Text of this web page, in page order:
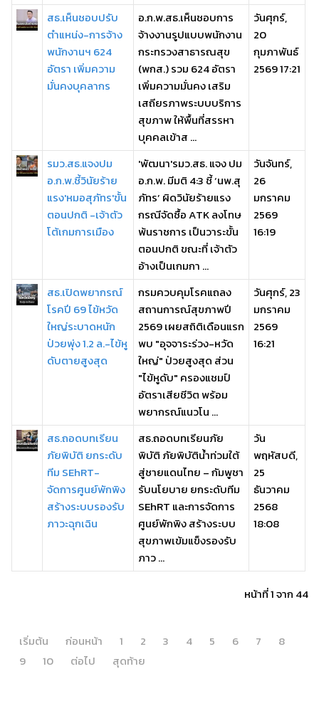
สธ.เห็นชอบปรับ
ตำแหน่ง-การจ้าง
พนักงานฯ 624
อัตรา เพิ่มความ
มั่นคงบุคลากร
อ.ก.พ.สธ.เห็นชอบการ
จ้างงานรูปแบบพนักงาน
กระทรวงสาธารณสุข
(พกส.) รวม 624 อัตรา
เพิ่มความมั่นคง เสริม
เสถียรภาพระบบบริการ
สุขภาพ ให้พื้นที่สรรหา
บุคคลเข้าส ...
วันศุกร์,
20
กุมภาพันธ์
2569 17:21
รมว.สธ.แจงปม
อ.ก.พ.ชี้วินัยร้าย
แรง'หมอสุภัทร'ขั้น
ตอนปกติ -เจ้าตัว
โต้เกมการเมือง
'พัฒนา'รมว.สธ. แจง ปม
อ.ก.พ. มีมติ 4:3 ชี้ ‘นพ.สุ
ภัทร’ ผิดวินัยร้ายแรง
กรณีจัดซื้อ ATK ลงโทษ
พ้นราชการ เป็นวาระขั้น
ตอนปกติ ขณะที่ เจ้าตัว
อ้างเป็นเกมกา ...
วันจันทร์,
26
มกราคม
2569
16:19
สธ.เปิดพยากรณ์
โรคปี 69 ไข้หวัด
ใหญ่ระบาดหนัก
ป่วยพุ่ง 1.2 ล.-ไข้หู
ดับตายสูงสุด
กรมควบคุมโรคแถลง
สถานการณ์สุขภาพปี
2569 เผยสถิติเดือนแรก
พบ "อุจจาระร่วง-หวัด
ใหญ่" ป่วยสูงสุด ส่วน
"ไข้หูดับ" ครองแชมป์
อัตราเสียชีวิต พร้อม
พยากรณ์แนวโน ...
วันศุกร์, 23
มกราคม
2569
16:21
สธ.ถอดบทเรียน
ภัยพิบัติ ยกระดับ
ทีม SEhRT-
จัดการศูนย์พักพิง
สร้างระบบรองรับ
ภาวะฉุกเฉิน
สธ.ถอดบทเรียนภัย
พิบัติ ภัยพิบัติน้ำท่วมใต้
สู่ชายแดนไทย – กัมพูชา
รับนโยบาย ยกระดับทีม
SEhRT และการจัดการ
ศูนย์พักพิง สร้างระบบ
สุขภาพเข้มแข็งรองรับ
ภาว ...
วัน
พฤหัสบดี,
25
ธันวาคม
2568
18:08
หน้าที่ 1 จาก 44
เริ่มต้น ก่อนหน้า 1 2 3 4 5 6 7
8
9
10 ต่อไป สุดท้าย